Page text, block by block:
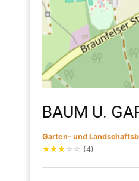
BAUM U.
Garten- und
★★★ ☆ ☆ (4)